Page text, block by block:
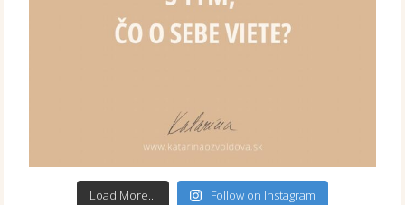
Load More... Follow on Instagram